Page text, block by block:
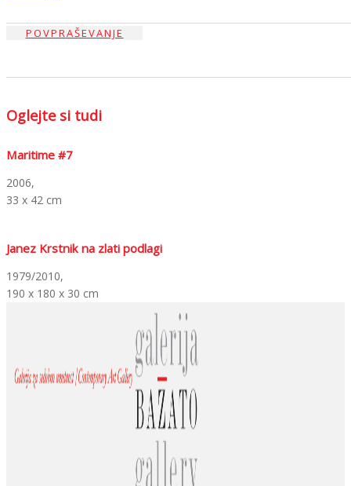
POVPRAŠEVANJE
Oglejte si tudi
Maritime #7
2006,
33 x 42 cm
Janez Krstnik na zlati podlagi
1979/2010,
190 x 180 x 30 cm